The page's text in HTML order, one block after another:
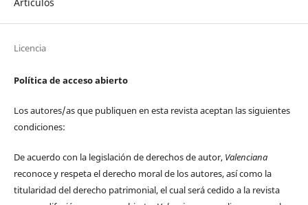
Licencia
Política de acceso abierto
Los autores/as que publiquen en esta revista aceptan las siguientes
condiciones:
De acuerdo con la legislación de derechos de autor, Valenciana
reconoce y respeta el derecho moral de los autores, así como la
titularidad del derecho patrimonial, el cual será cedido a la revista